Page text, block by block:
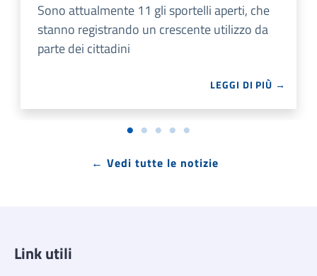
Sono attualmente 11 gli sportelli aperti, che
stanno registrando un crescente utilizzo da
parte dei cittadini
LEGGI DI PIÙ →
← Vedi tutte le notizie
Link utili